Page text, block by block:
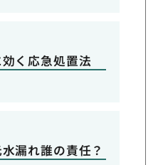
く応急処置法
漏れ誰の責任？